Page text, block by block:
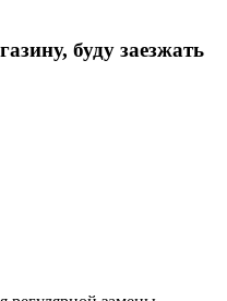
буду заезжать